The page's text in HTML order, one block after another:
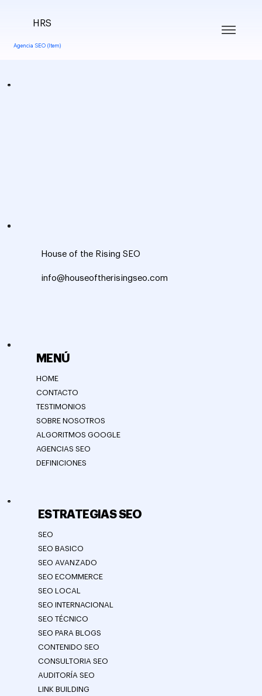
Agencia SEO (Item)
HRS
MENÚ
HOME
CONTACTO
TESTIMONIOS
SOBRE NOSOTROS
ALGORITMOS GOOGLE
AGENCIAS SEO
DEFINICIONES
ESTRATEGIAS SEO
SEO
SEO BASICO
SEO AVANZADO
SEO ECOMMERCE
SEO LOCAL
SEO INTERNACIONAL
SEO TÉCNICO
SEO PARA BLOGS
CONTENIDO SEO
CONSULTORIA SEO
AUDITORÍA SEO
LINK BUILDING
House of the Rising SEO
info@houseoftherisingseo.com